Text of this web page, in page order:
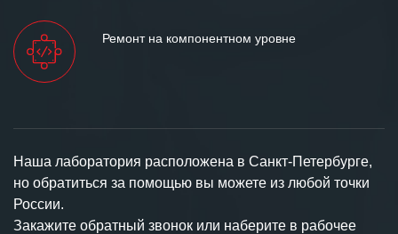
Ремонт на компонентном уровне
Наша лаборатория расположена в Санкт-Петербурге,
но обратиться за помощью вы можете из любой точки
России.
Закажите обратный звонок или наберите в рабочее